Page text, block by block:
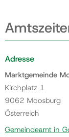
Adresse
Marktgemeinde
Kirchplatz 1
9062 Moosburg
Österreich
Gemeindeamt in